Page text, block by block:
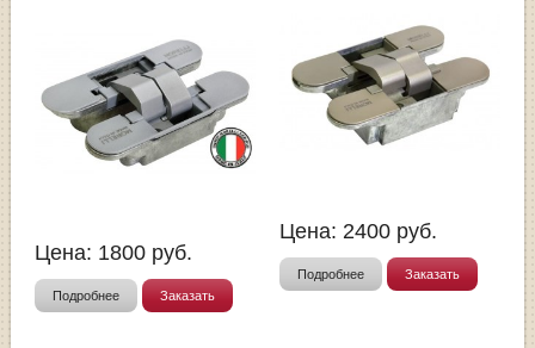
Цена: 1800 руб.
Подробнее Заказать
Цена: 2400 руб.
Подробнее Заказать